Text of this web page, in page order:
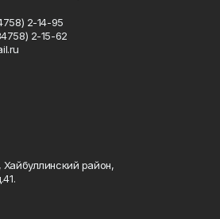
2-14-95
2-15-62
район,